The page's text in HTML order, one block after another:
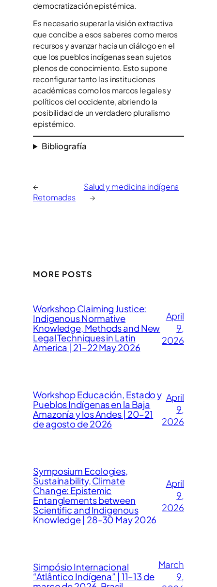
democratización epistémica.
Es necesario superar la visión extractiva
que concibe a esos saberes como meros
recursos y avanzar hacia un diálogo en el
que los pueblos indígenas sean sujetos
plenos de conocimiento. Esto supone
reconfigurar tanto las instituciones
académicas como los marcos legales y
políticos del occidente, abriendo la
posibilidad de un verdadero pluralismo
epistémico.
Bibliografía
←
Retomadas
Salud y medicina indígena
→
MORE POSTS
Workshop Claiming Justice:
Indigenous Normative
Knowledge, Methods and New
Legal Techniques in Latin
America | 21–22 May 2026
April
9,
2026
Workshop Educación, Estado y
Pueblos Indígenas en la Baja
Amazonía y los Andes | 20–21
de agosto de 2026
April
9,
2026
Symposium Ecologies,
Sustainability, Climate
Change: Epistemic
Entanglements between
Scientific and Indigenous
Knowledge | 28-30 May 2026
April
9,
2026
Simpósio Internacional
“Atlântico Indígena” | 11–13 de
March
9,